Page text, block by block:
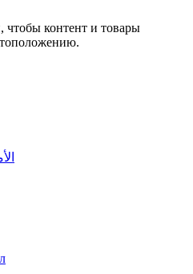
чтобы контент и товары